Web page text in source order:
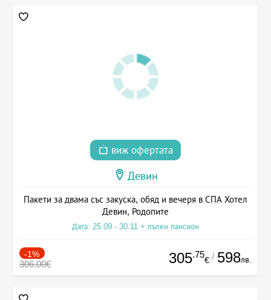
виж офертата
Девин
Пакети за двама със закуска, обяд и вечеря в СПА Хотел
Девин, Родопите
Дата: 25.09 - 30.11 + пълен пансион
-1%
306.00€ 305.75
€ / 598лв.